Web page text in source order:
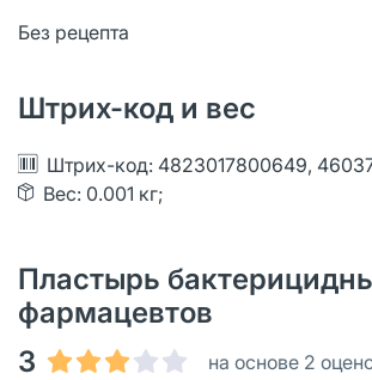
Без рецепта
Штрих-код и вес
Штрих-код: 4823017800649,
Вес: 0.001 кг;
Пластырь
фармацевтов
3
на основе 2